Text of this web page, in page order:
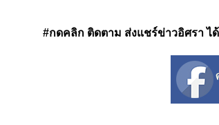
#กดคลิก ติดตาม ส่งแชร์ข่าวอิศรา ไ